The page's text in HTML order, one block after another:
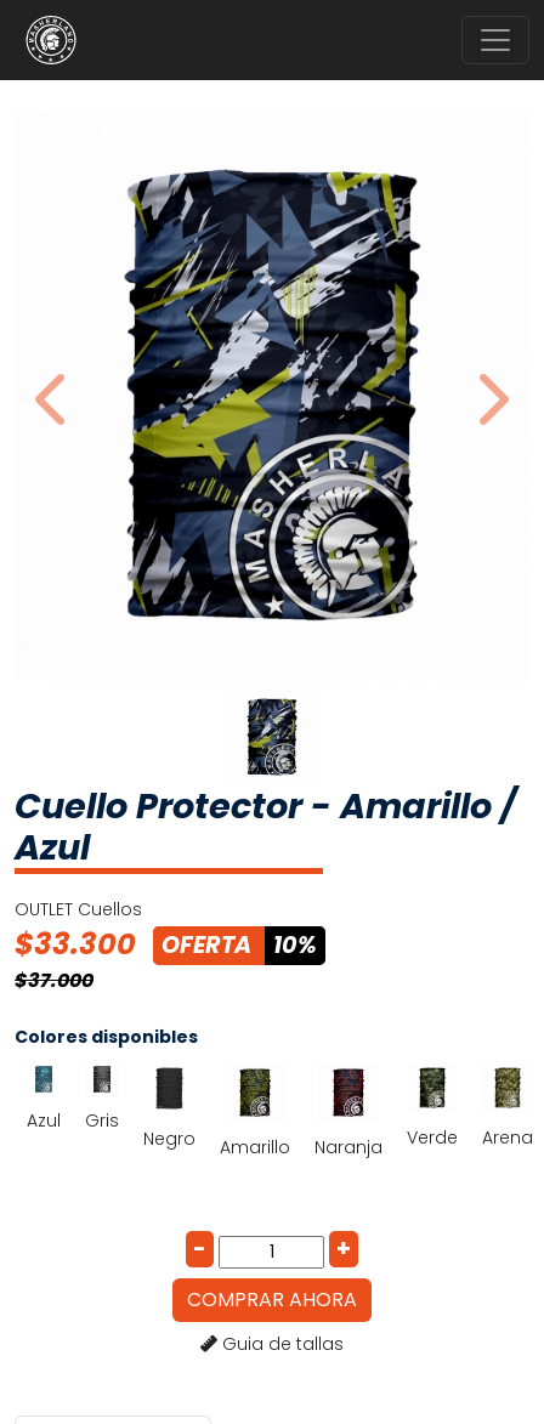
Cuello Protector - Amarillo /
Azul
OUTLET Cuellos
$33.300 OFERTA 10%
$37.000
Colores disponibles
Azul Gris
Negro Amarillo Naranja Verde Arena
COMPRAR AHORA
Guia de tallas